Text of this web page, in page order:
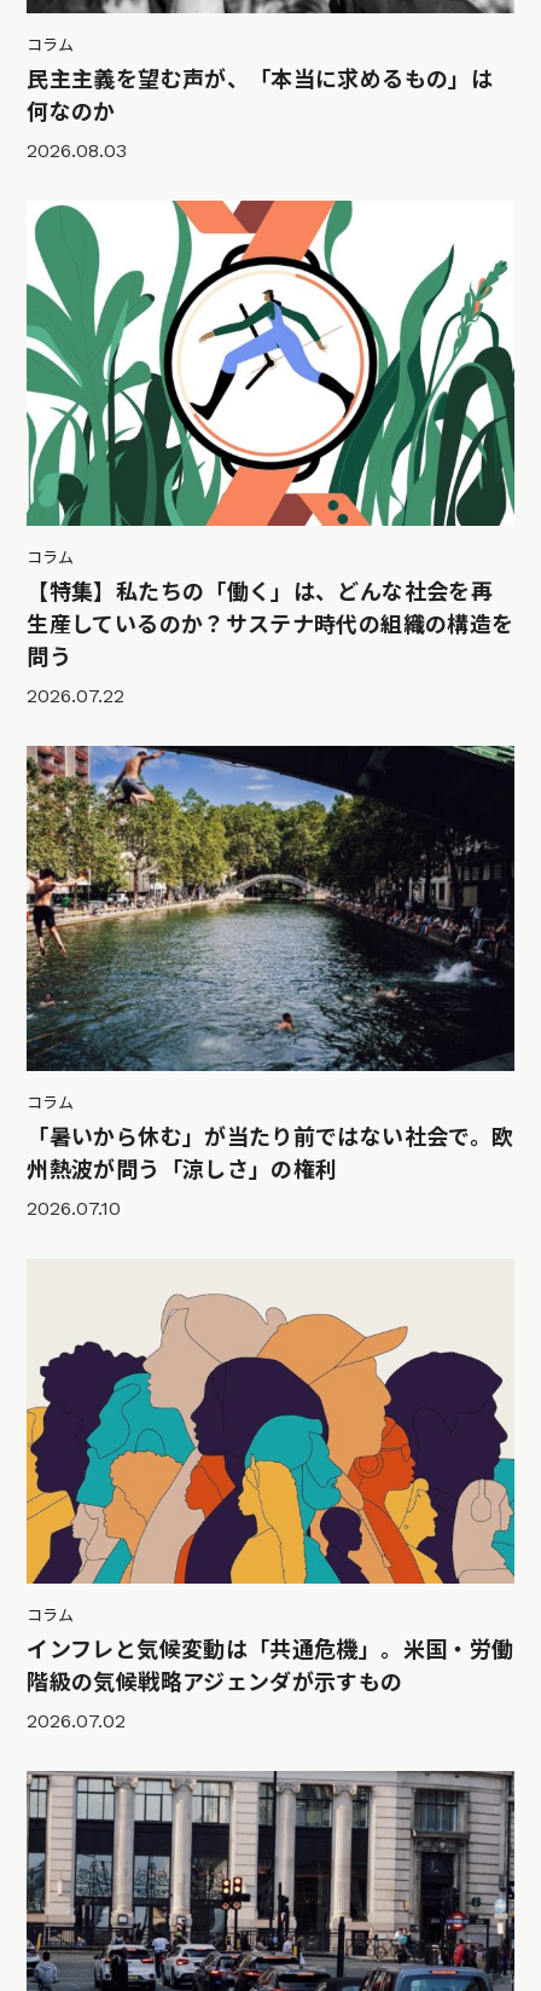
コラム
民主主義を望む声が、「本当に求めるもの」は
何なのか
2026.08.03
コラム
【特集】私たちの「働く」は、どんな社会を再
生産しているのか？サステナ時代の組織の構造を
問う
2026.07.22
コラム
「暑いから休む」が当たり前ではない社会で。欧
州熱波が問う「涼しさ」の権利
2026.07.10
コラム
インフレと気候変動は「共通危機」。米国・労働
階級の気候戦略アジェンダが示すもの
2026.07.02